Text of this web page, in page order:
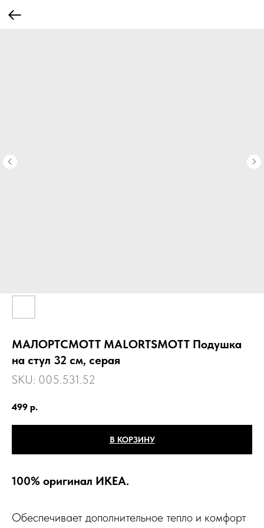
МАЛОРТСМОТТ MALОRTSMOTT Подушка
на стул 32 см, серая
SKU: 005.531.52
499 р.
В КОРЗИНУ
100% оригинал ИКЕА.
Обеспечивает дополнительное тепло и комфорт